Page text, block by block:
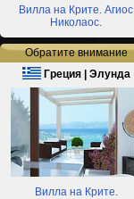
Вилла на Крите. Агиос
Николаос.
Обратите внимание
Греция | Элунда
Вилла на Крите.